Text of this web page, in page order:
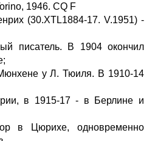
1946. CQ F
(30.XTL1884-17. V.1951) -
писатель. В 1904 окончил
у Л. Тюиля. В 1910-14
в 1915-17 - в Берлине и
в Цюрихе, одновременно